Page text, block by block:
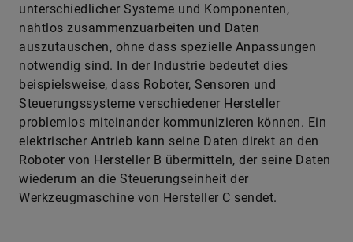
unterschiedlicher Systeme und Komponenten,
nahtlos zusammenzuarbeiten und Daten
auszutauschen, ohne dass spezielle Anpassungen
notwendig sind. In der Industrie bedeutet dies
beispielsweise, dass Roboter, Sensoren und
Steuerungssysteme verschiedener Hersteller
problemlos miteinander kommunizieren können. Ein
elektrischer Antrieb kann seine Daten direkt an den
Roboter von Hersteller B übermitteln, der seine Daten
wiederum an die Steuerungseinheit der
Werkzeugmaschine von Hersteller C sendet.